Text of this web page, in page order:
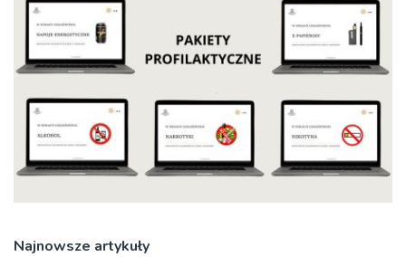
Najnowsze artykuły